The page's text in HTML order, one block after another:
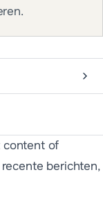
content of
berichten,